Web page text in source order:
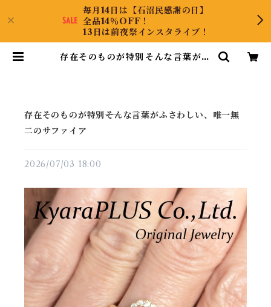
毎月14日は【石沼民感謝の日】
全品14％OFF！
13日は前夜祭インスタライブ！
存在そのものが特別――そんな言葉がふ
存在そのものが特別――そんな言葉がふさわしい、唯一無
二のサファイア
2026/07/03 18:00